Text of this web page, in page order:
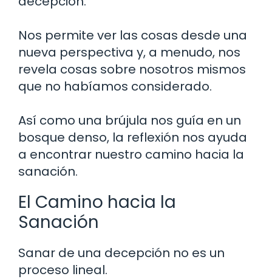
Nos permite ver las cosas desde una
nueva perspectiva y, a menudo, nos
revela cosas sobre nosotros mismos
que no habíamos considerado.
Así como una brújula nos guía en un
bosque denso, la reflexión nos ayuda
a encontrar nuestro camino hacia la
sanación.
El Camino hacia la
Sanación
Sanar de una decepción no es un
proceso lineal.